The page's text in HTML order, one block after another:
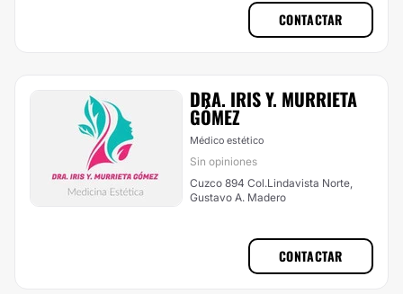
CONTACTAR
DRA. IRIS Y. MURRIETA
GÓMEZ
Médico estético
Sin opiniones
Cuzco 894 Col.Lindavista Norte,
Gustavo A. Madero
CONTACTAR